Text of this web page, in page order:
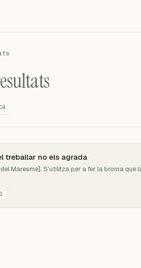
treballar no els agrada
Maresme]. S'utilitza per a fer la broma